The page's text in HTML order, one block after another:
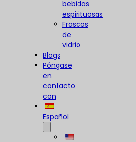
bebidas
espirituosas
Frascos
de
vidrio
Blogs
Póngase
en
contacto
con
Español